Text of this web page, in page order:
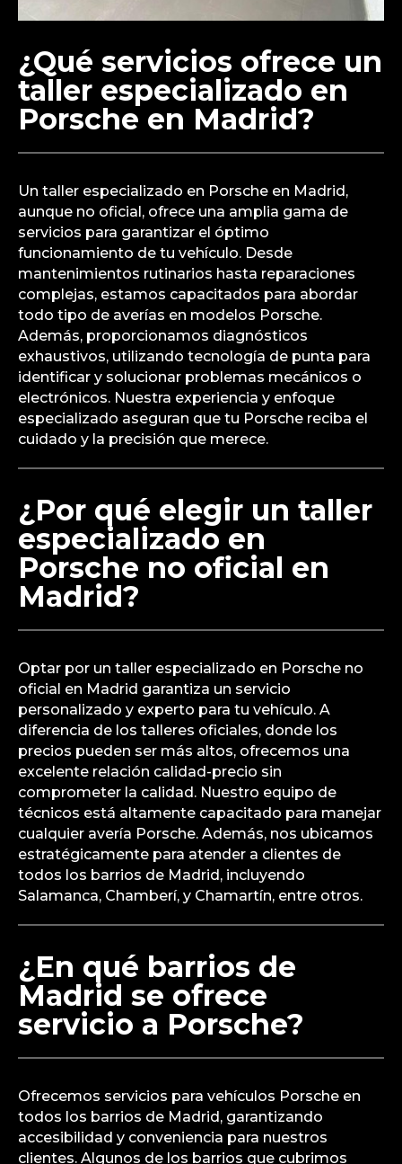
¿Qué servicios ofrece un
taller especializado en
Porsche en Madrid?
Un taller especializado en Porsche en Madrid,
aunque no oficial, ofrece una amplia gama de
servicios para garantizar el óptimo
funcionamiento de tu vehículo. Desde
mantenimientos rutinarios hasta reparaciones
complejas, estamos capacitados para abordar
todo tipo de averías en modelos Porsche.
Además, proporcionamos diagnósticos
exhaustivos, utilizando tecnología de punta para
identificar y solucionar problemas mecánicos o
electrónicos. Nuestra experiencia y enfoque
especializado aseguran que tu Porsche reciba el
cuidado y la precisión que merece.
¿Por qué elegir un taller
especializado en
Porsche no oficial en
Madrid?
Optar por un taller especializado en Porsche no
oficial en Madrid garantiza un servicio
personalizado y experto para tu vehículo. A
diferencia de los talleres oficiales, donde los
precios pueden ser más altos, ofrecemos una
excelente relación calidad-precio sin
comprometer la calidad. Nuestro equipo de
técnicos está altamente capacitado para manejar
cualquier avería Porsche. Además, nos ubicamos
estratégicamente para atender a clientes de
todos los barrios de Madrid, incluyendo
Salamanca, Chamberí, y Chamartín, entre otros.
¿En qué barrios de
Madrid se ofrece
servicio a Porsche?
Ofrecemos servicios para vehículos Porsche en
todos los barrios de Madrid, garantizando
accesibilidad y conveniencia para nuestros
clientes. Algunos de los barrios que cubrimos